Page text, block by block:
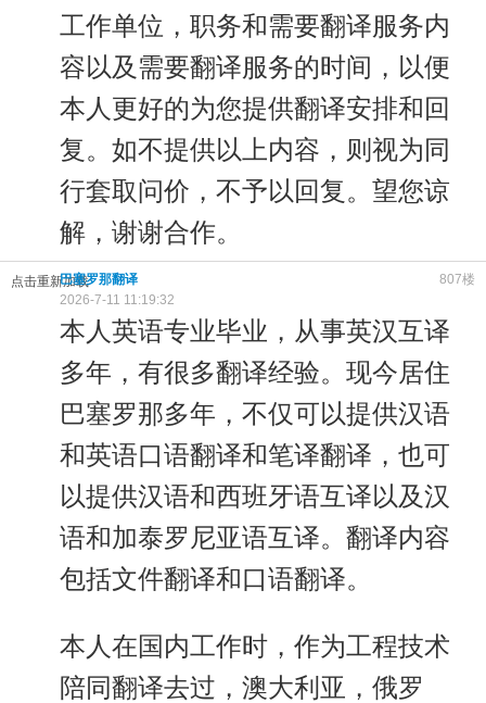
工作单位，职务和需要翻译服务内
容以及需要翻译服务的时间，以便
本人更好的为您提供翻译安排和回
复。如不提供以上内容，则视为同
行套取问价，不予以回复。望您谅
解，谢谢合作。
点击重新加载 807楼
巴塞罗那翻译
2026-7-11 11:19:32
本人英语专业毕业，从事英汉互译
多年，有很多翻译经验。现今居住
巴塞罗那多年，不仅可以提供汉语
和英语口语翻译和笔译翻译，也可
以提供汉语和西班牙语互译以及汉
语和加泰罗尼亚语互译。翻译内容
包括文件翻译和口语翻译。
本人在国内工作时，作为工程技术
陪同翻译去过，澳大利亚，俄罗